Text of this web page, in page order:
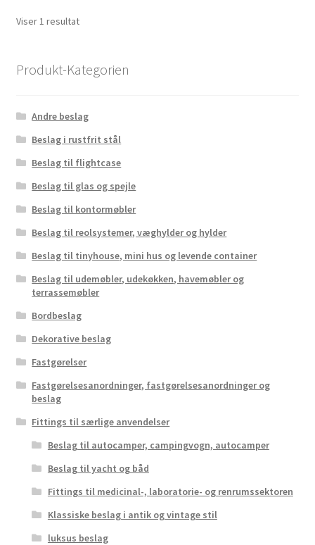
Viser 1 resultat
Produkt-Kategorien
Andre beslag
Beslag i rustfrit stål
Beslag til flightcase
Beslag til glas og spejle
Beslag til kontormøbler
Beslag til reolsystemer, væghylder og hylder
Beslag til tinyhouse, mini hus og levende container
Beslag til udemøbler, udekøkken, havemøbler og
terrassemøbler
Bordbeslag
Dekorative beslag
Fastgørelser
Fastgørelsesanordninger, fastgørelsesanordninger og
beslag
Fittings til særlige anvendelser
Beslag til autocamper, campingvogn, autocamper
Beslag til yacht og båd
Fittings til medicinal-, laboratorie- og renrumssektoren
Klassiske beslag i antik og vintage stil
luksus beslag